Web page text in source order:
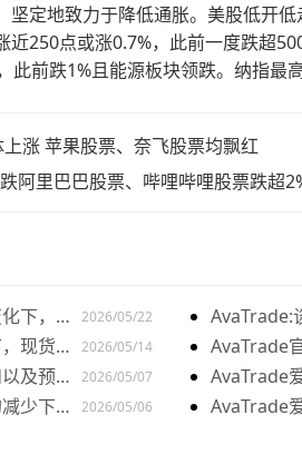
定地致力于降低通胀。美股低开低
250点或涨0.7%，此前一度跌超
此前跌1%且能源板块领跌。纳指最
涨 苹果股票、奈飞股票均飘红
阿里巴巴股票、哔哩哔哩股票跌超
下，现
2026/05/22
现货黄
2026/05/14
及预期
2026/05/07
少下，
2026/05/06
AvaTrade:
跌
AvaTrade
下，黄金
AvaTrade
下，黄金
AvaTrade